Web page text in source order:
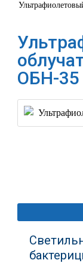
ОБН-35